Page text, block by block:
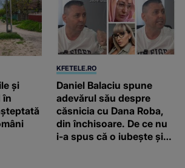
și
în
KFETELE.RO
Daniel Balaciu spune
adevărul său despre
căsnicia cu Dana Roba,
din închisoare. De ce nu
i-a spus că o iubește și